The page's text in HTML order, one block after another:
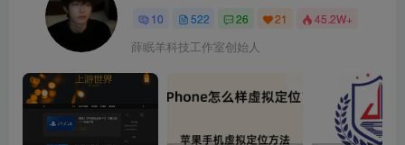
10 522 26 21 45.2W+
薛眠羊科技工作室创始人